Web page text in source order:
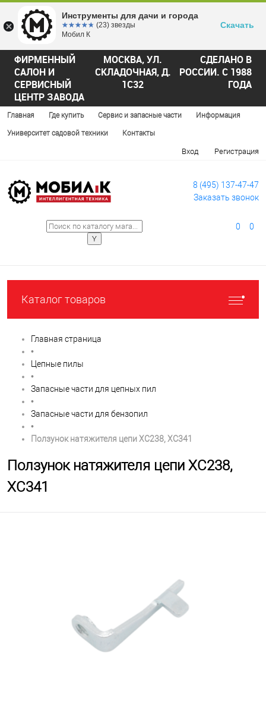
ФИРМЕННЫЙ
САЛОН И
СЕРВИСНЫЙ
ЦЕНТР ЗАВОДА
МОСКВА, УЛ.
СКЛАДОЧНАЯ, Д.
1С32
СДЕЛАНО В
РОССИИ. С 1988
ГОДА
Главная Где купить Сервис и запасные части Информация
Университет садовой техники Контакты
Вход Регистрация
8 (495) 137-47-47
Заказать звонок
0 0
Каталог товаров
Главная страница
•
Цепные пилы
•
Запасные части для цепных пил
•
Запасные части для бензопил
•
Ползунок натяжителя цепи XC238, XC341
Ползунок натяжителя цепи XC238,
XC341
Инструменты для дачи и города
☆☆☆☆☆
★★★★★ (23) звезды
Мобил К
Скачать